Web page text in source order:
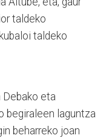
taldeko
taldeko
Debako eta
begiraleen laguntza
beharreko joan